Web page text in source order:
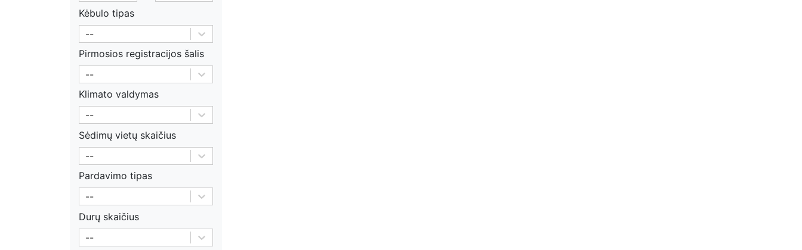
Kėbulo tipas
--
Pirmosios registracijos šalis
--
Klimato valdymas
--
Sėdimų vietų skaičius
--
Pardavimo tipas
--
Durų skaičius
--